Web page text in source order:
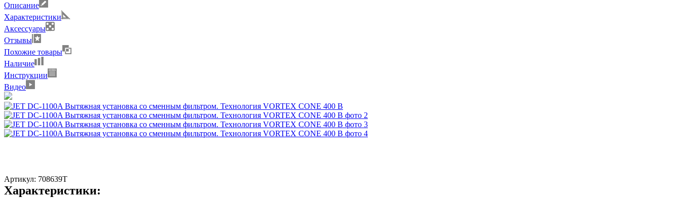
Описание
Характеристики
Аксессуары
Отзывы
Похожие товары
Наличие
Инструкции
Видео
Артикул: 708639T
Характеристики: